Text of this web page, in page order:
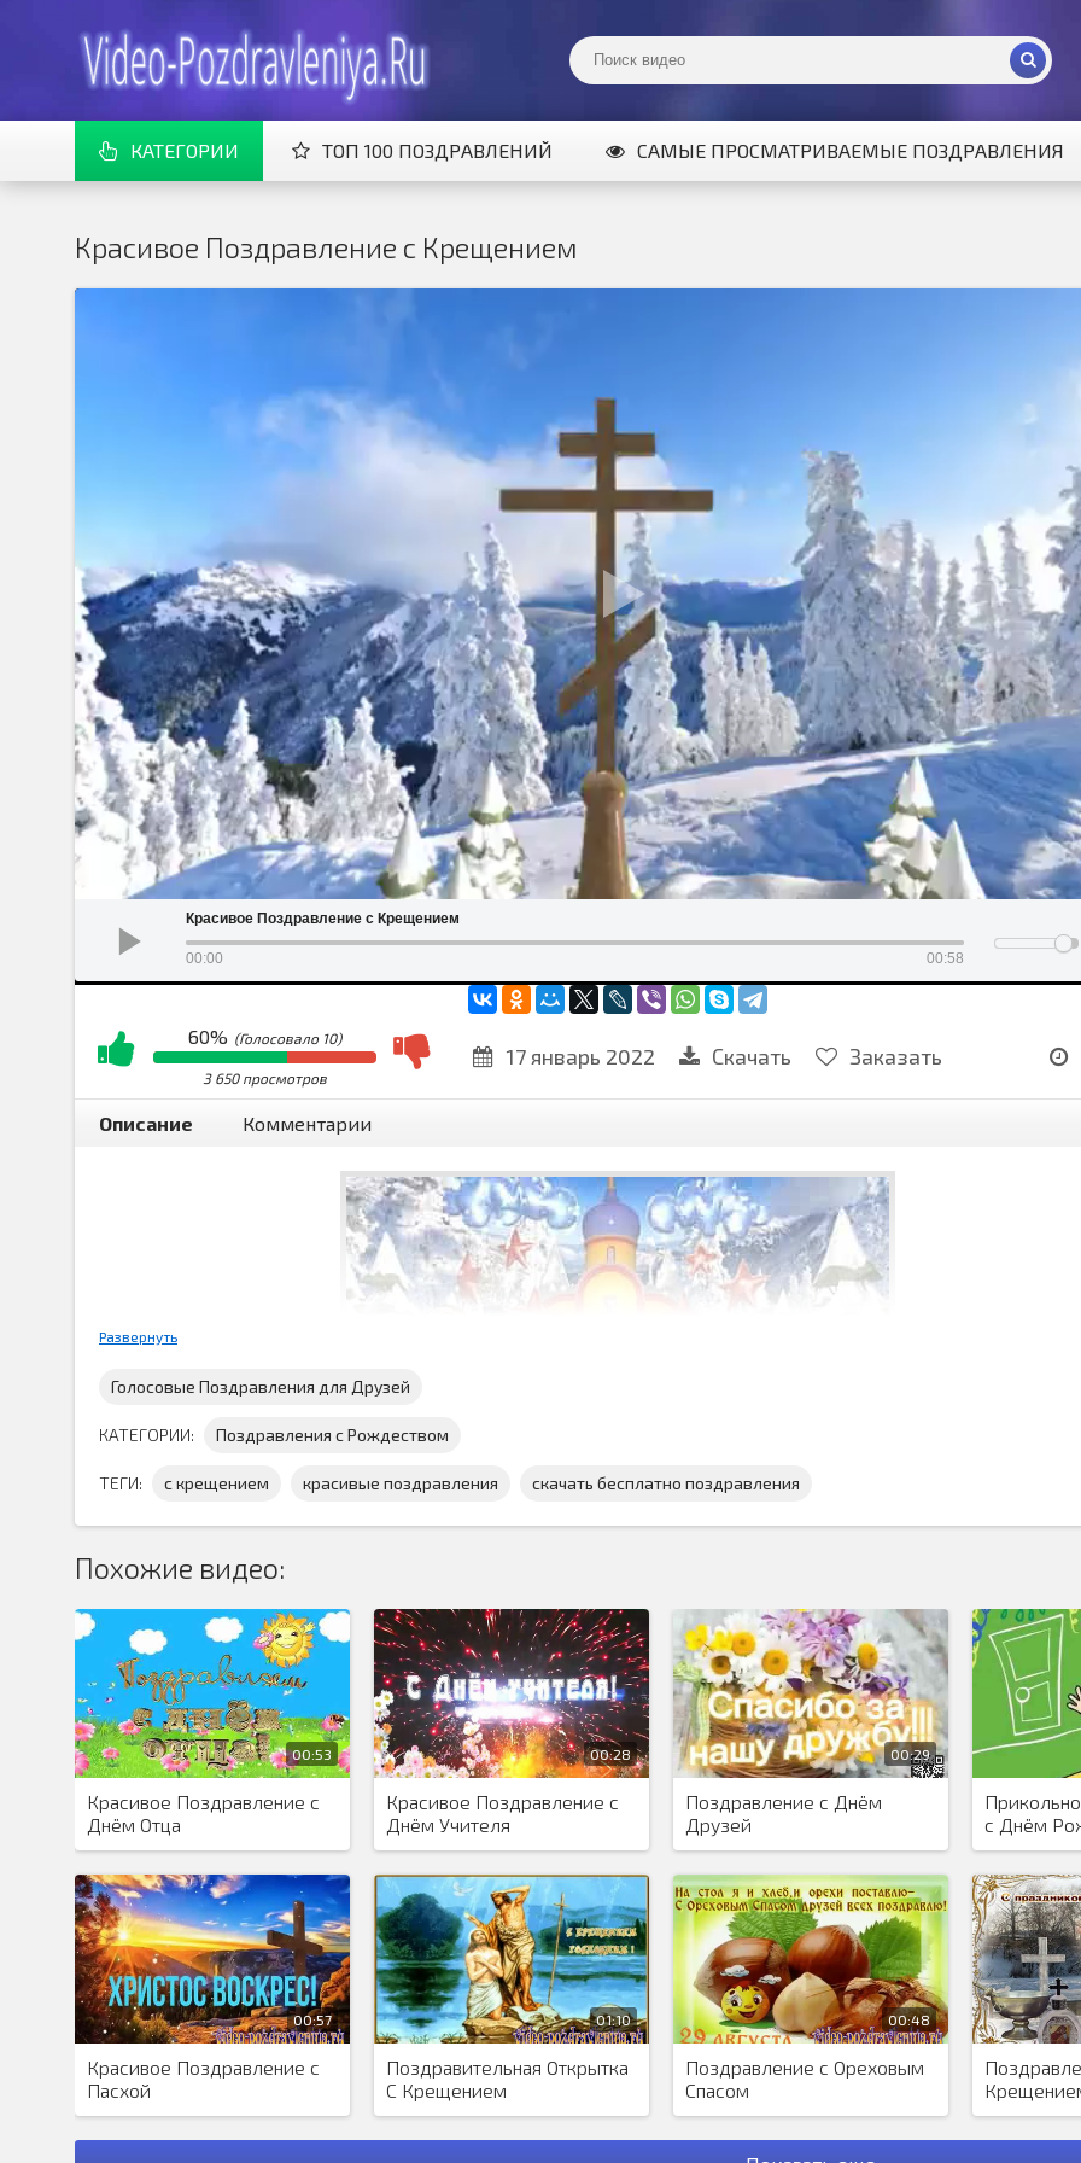
КАТЕГОРИИ ТОП 100 ПОЗДРАВЛЕНИЙ САМЫЕ ПРОСМАТРИВАЕМЫЕ ПОЗДРАВЛЕНИЯ
Красивое Поздравление с Крещением
Красивое Поздравление с Крещением
00:00 00:58
60% (Голосовало 10)
3 650 просмотров
17 январь 2022 Скачать Заказать
Описание Комментарии
христианским праздником...
Развернуть
Голосовые Поздравления для Друзей
КАТЕГОРИИ: Поздравления с Рождеством
ТЕГИ: с крещением красивые поздравления скачать бесплатно поздравления
Похожие видео:
00:53
Красивое Поздравление с
Днём Отца
00:28
Красивое Поздравление с
Днём Учителя
00:29
Поздравление с Днём
Друзей
с Днём
Друзей
00:57
Красивое Поздравление с
Пасхой
01:10
Поздравительная Открытка
С Крещением
00:48
Поздравление с Ореховым
Спасом